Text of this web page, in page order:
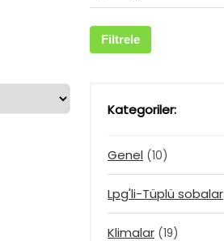
Filtrele
Kategoriler:
Genel (10)
Lpg'li-Tüplü sobalar
Klimalar (19)